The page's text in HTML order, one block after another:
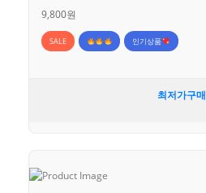
9,800원
SALE 인기상품
최저가구매